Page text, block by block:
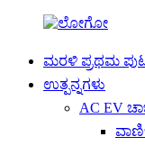
ಮರಳಿ ಪ್ರಥಮ
ಉತ್ಪನ್ನಗಳು
AC EV